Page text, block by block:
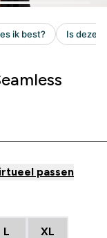
passen
L XL